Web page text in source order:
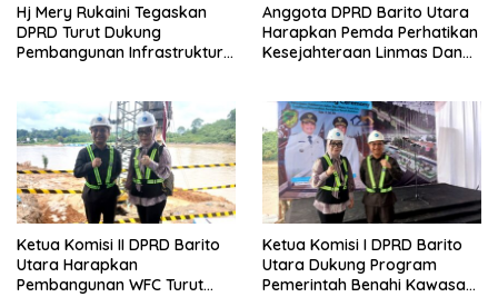
Hj Mery Rukaini Tegaskan
DPRD Turut Dukung
Pembangunan Infrastruktur
Anggota DPRD Barito Utara
Harapkan Pemda Perhatikan
Kesejahteraan Linmas Dan
Ketua Komisi II DPRD Barito
Utara Harapkan
Pembangunan WFC Turut
Ketua Komisi I DPRD Barito
Utara Dukung Program
Pemerintah Benahi Kawasan